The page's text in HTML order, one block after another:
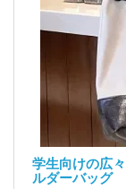
学生向けの広
ルダーバッグ